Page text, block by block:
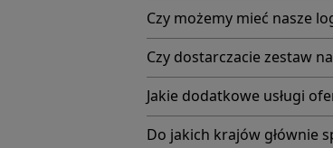
Czy możemy mieć nasze
Czy dostarczacie zestaw
Jakie dodatkowe usługi
Do jakich krajów głównie